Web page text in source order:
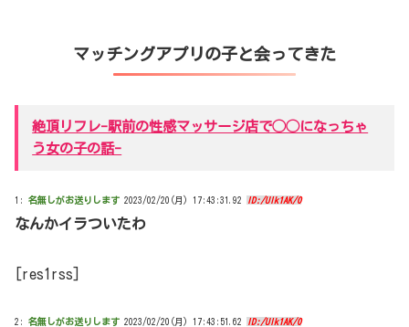
マッチングアプリの子と会ってきた
絶頂リフレ-駅前の性感マッサージ店で◯◯になっちゃ
う女の子の話-
1: 名無しがお送りします 2023/02/20(月) 17:43:31.92 ID:/Ulk1AK/0
なんかイラついたわ
[res1rss]
2: 名無しがお送りします 2023/02/20(月) 17:43:51.62 ID:/Ulk1AK/0